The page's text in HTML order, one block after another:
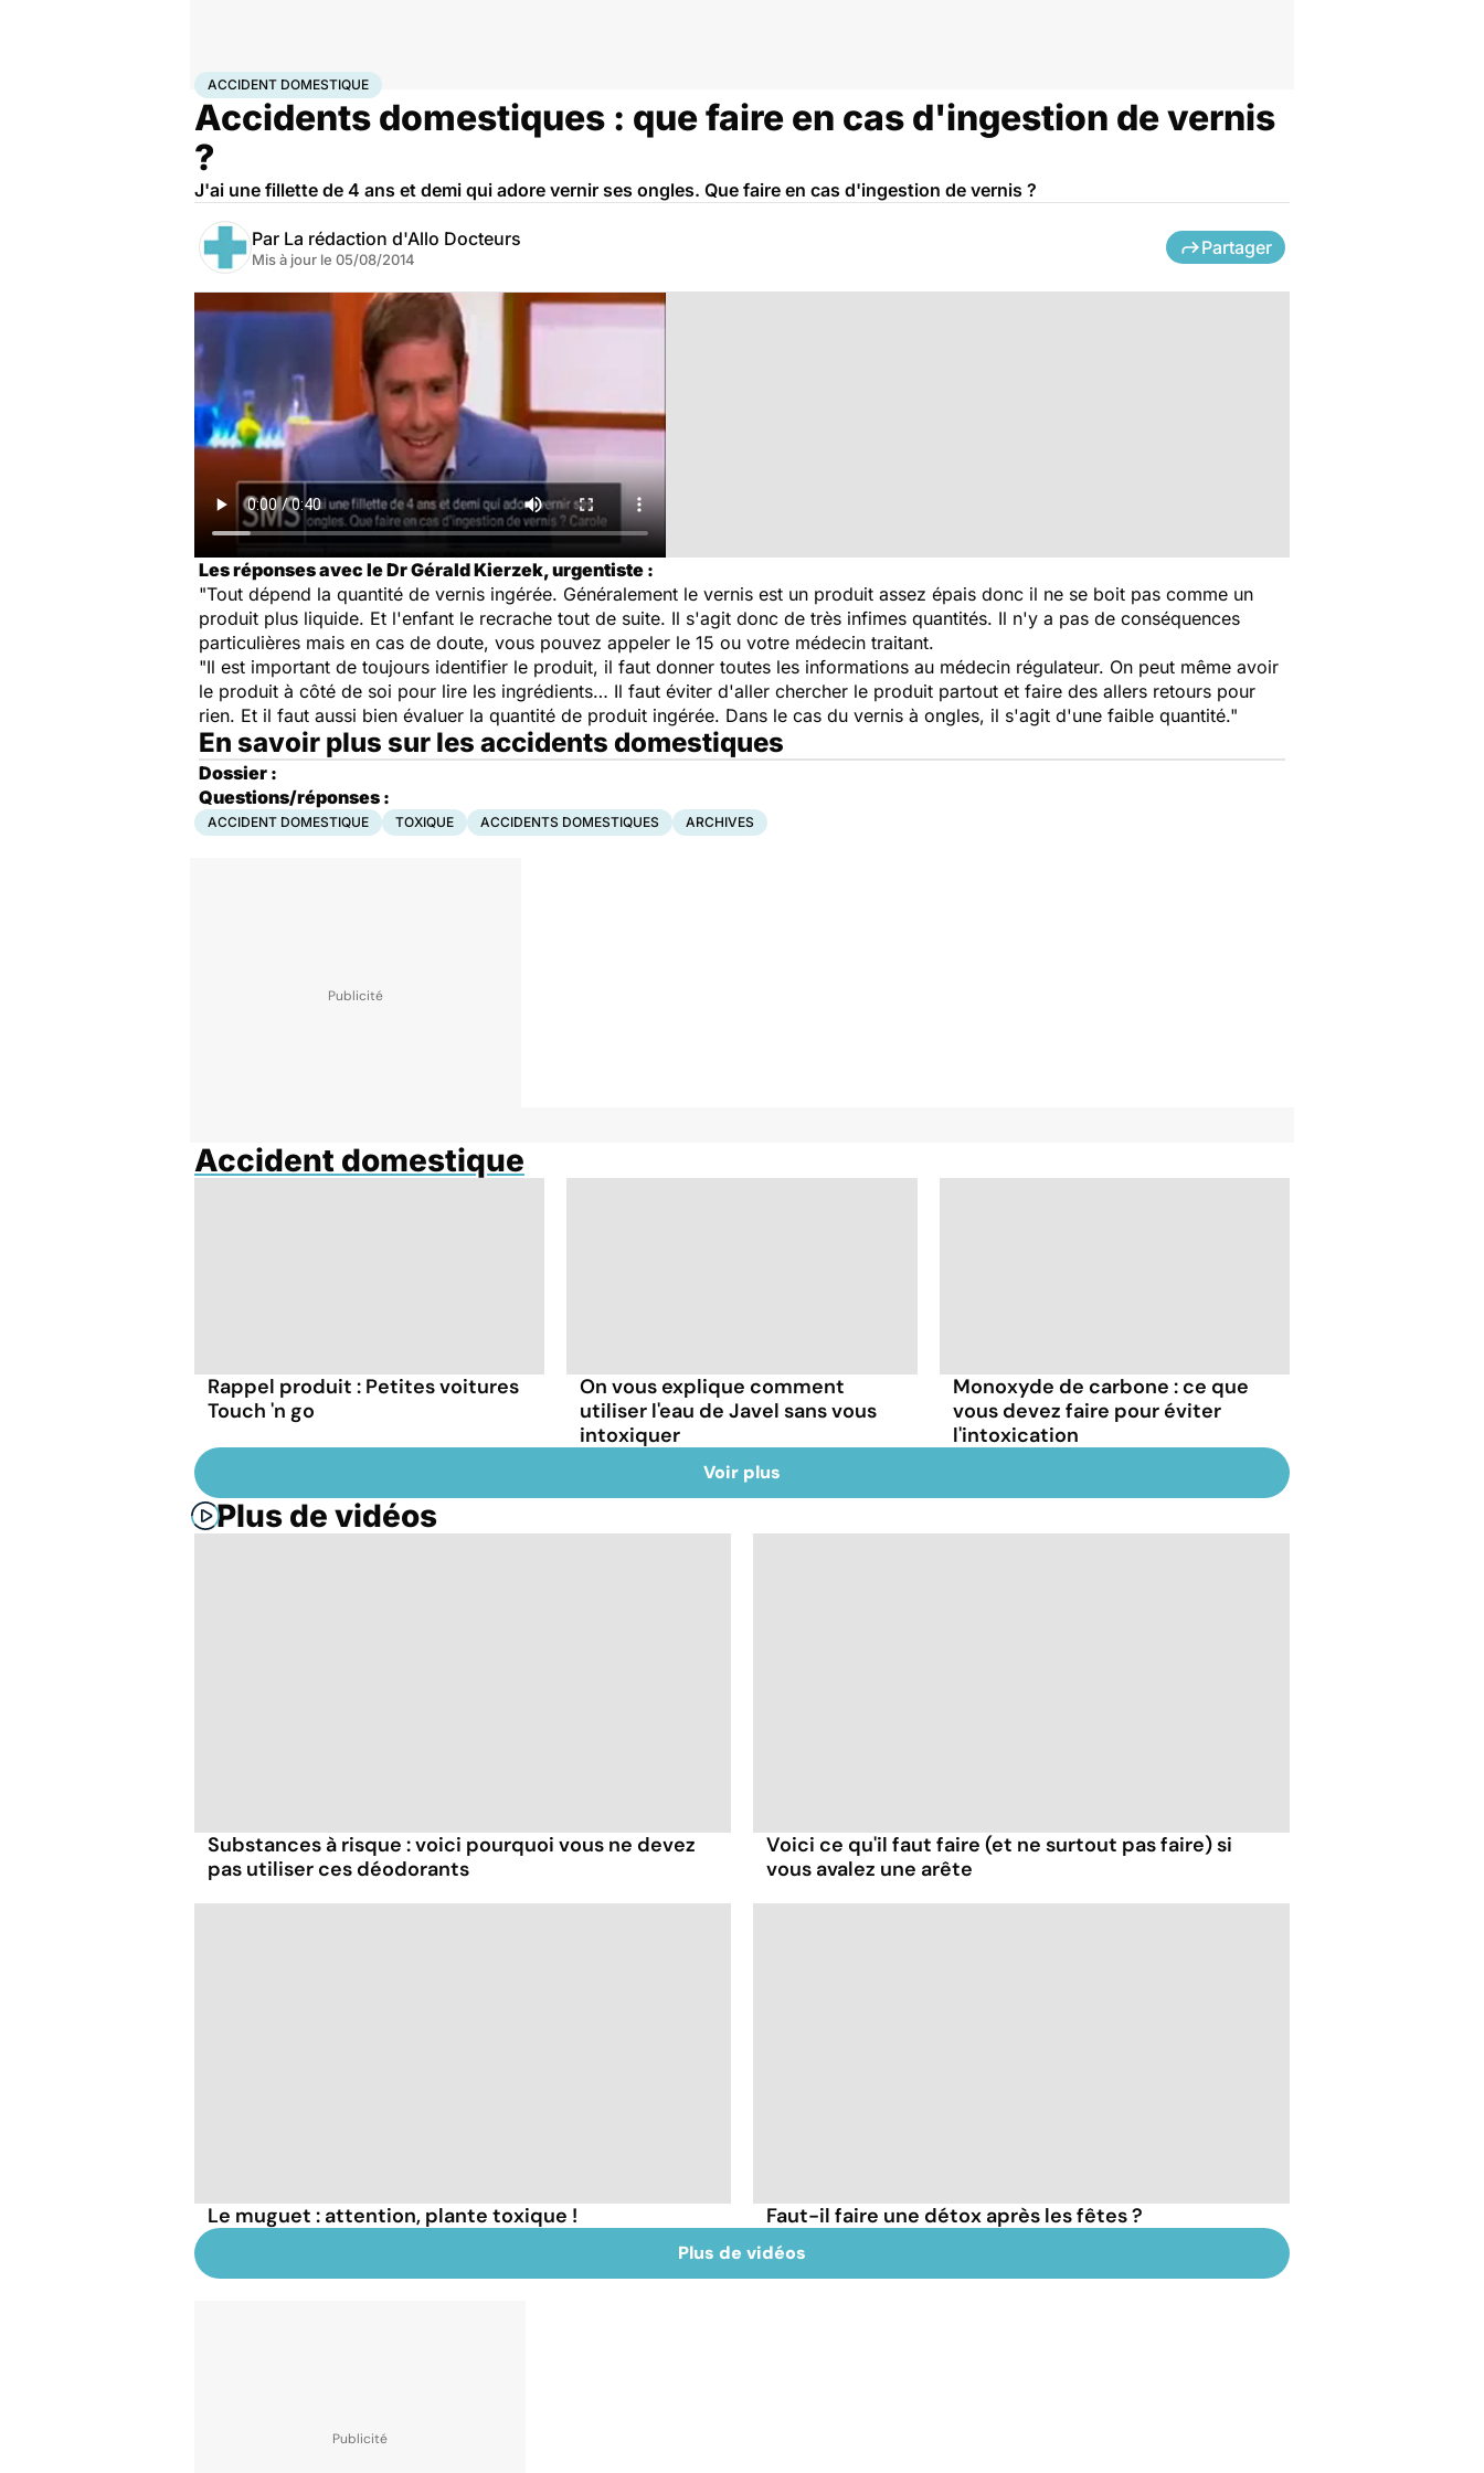
AccueilSanté Accident domestique
ACCIDENT DOMESTIQUE
Accidents domestiques : que faire en cas d'ingestion de vernis
?
J'ai une fillette de 4 ans et demi qui adore vernir ses ongles. Que faire en cas d'ingestion de vernis ?
Par La rédaction d'Allo Docteurs
Mis à jour le 05/08/2014
Partager
Les réponses avec le Dr Gérald Kierzek, urgentiste :
"Tout dépend la quantité de vernis ingérée. Généralement le vernis est un produit assez épais donc il ne se boit pas comme un
produit plus liquide. Et l'enfant le recrache tout de suite. Il s'agit donc de très infimes quantités. Il n'y a pas de conséquences
particulières mais en cas de doute, vous pouvez appeler le 15 ou votre médecin traitant.
"Il est important de toujours identifier le produit, il faut donner toutes les informations au médecin régulateur. On peut même avoir
le produit à côté de soi pour lire les ingrédients… Il faut éviter d'aller chercher le produit partout et faire des allers retours pour
rien. Et il faut aussi bien évaluer la quantité de produit ingérée. Dans le cas du vernis à ongles, il s'agit d'une faible quantité."
En savoir plus sur les accidents domestiques
Dossier :
Questions/réponses :
ACCIDENT DOMESTIQUE TOXIQUE ACCIDENTS DOMESTIQUES ARCHIVES
Accident domestique
Rappel produit : Petites voitures
Touch 'n go
On vous explique comment
utiliser l'eau de Javel sans vous
intoxiquer
Monoxyde de carbone : ce que
vous devez faire pour éviter
l'intoxication
Voir plus
Plus de vidéos
Substances à risque : voici pourquoi vous ne devez
pas utiliser ces déodorants
Voici ce qu'il faut faire (et ne surtout pas faire) si
vous avalez une arête
Le muguet : attention, plante toxique ! Faut-il faire une détox après les fêtes ?
Plus de vidéos